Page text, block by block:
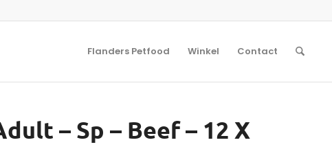
Flanders Petfood Winkel Contact
– Sp – Beef – 12 X